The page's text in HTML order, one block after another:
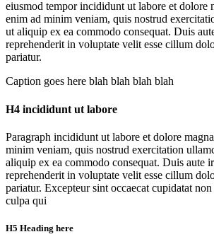
eiusmod tempor incididunt ut labore et dolore
enim ad minim veniam, quis nostrud
ut aliquip ex ea commodo consequat. Duis
reprehenderit in voluptate velit esse cillum
pariatur.
Caption goes here blah blah blah blah
H4 incididunt ut labore
Paragraph incididunt ut labore et dolore
minim veniam, quis nostrud exercitation
aliquip ex ea commodo consequat. Duis aute
reprehenderit in voluptate velit esse cillum
pariatur. Excepteur sint occaecat cupidatat
culpa qui
H5 Heading here